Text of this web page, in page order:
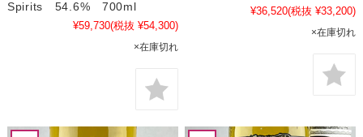
Spirits 54.6% 700ml
¥59,730(税抜 ¥54,300)
×在庫切れ
¥36,520(税抜 ¥33,200)
×在庫切れ